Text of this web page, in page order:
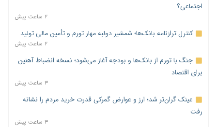
اجتماعی؟
۲ ساعت پیش
کنترل ترازنامه بانک‌ها؛ شمشیر دولبه مهار تورم و تأمین مالی تولید
۲ ساعت پیش
جنگ با تورم از بانک‌ها و بودجه آغاز می‌شود؛ نسخه انضباط آهنین
برای اقتصاد
۳ ساعت پیش
عینک گران‌تر شد؛ ارز و عوارض گمرکی قدرت خرید مردم را نشانه
رفت
۳ ساعت پیش